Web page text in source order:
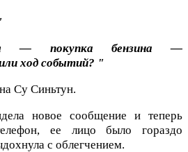
— покупка бензина —
ход событий? "
Су Синьтун.
новое сообщение и теперь
ее лицо было гораздо
с облегчением.